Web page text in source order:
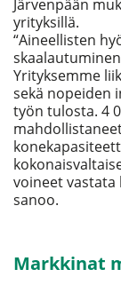
Järvenpään
yrityksillä.
“Aineellisten
Yrityksemme
sekä nopeiden
työn tulosta. 4
voineet vastata
sanoo.
Markkinat